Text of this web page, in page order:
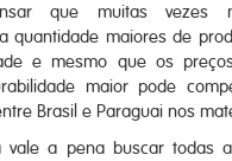
que muitas vezes
quantidade maiores de
e mesmo que os
maior pode
Brasil e Paraguai nos
vale a pena buscar todas